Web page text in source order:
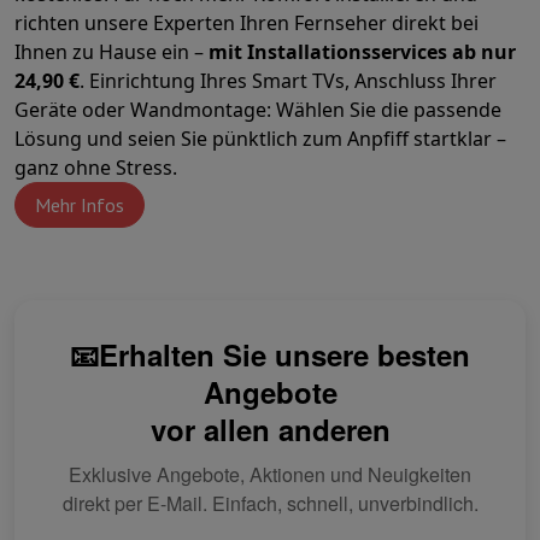
Fernsehen & Audio
Fernseher Alle Fernseher Fernseher SamsungTV LGTV Sony TV
Periphere Geräte Heimkino Soundbar DVD- & Blu-ray-Player
LautsprecherKabellose Lautsprecher Hi-Fi-LautsprecherWiFi-
Kopfhörer & OhrhörerAlle KopfhörerApple AirPodsIn-Ear
UnterwegsTragbarer DVD-Player
Heim-AudioHifi-Anlage
HalterungenAlle Medien
Beliebte MarkenNikon KameraSony Kamera
Instax-Kamera Fotopapier instax
GoPro Zubehör
Camcorder
Zubehör für SpiegelreflexkamerasObjektiv
ZubehörSpeicherkarteKabelZubehör Action CamStative &
richten unsere Experten Ihren Fernseher direkt bei
Ihnen zu Hause ein – mit Installationsservices ab nur
24,90 €. Einrichtung Ihres Smart TVs, Anschluss Ihrer
Geräte oder Wandmontage: Wählen Sie die passende
Lösung und seien Sie pünktlich zum Anpfiff startklar –
ganz ohne Stress.
Mehr Infos
📧Erhalten Sie unsere besten
Angebote
vor allen anderen
Exklusive Angebote, Aktionen und Neuigkeiten
direkt per E-Mail. Einfach, schnell, unverbindlich.